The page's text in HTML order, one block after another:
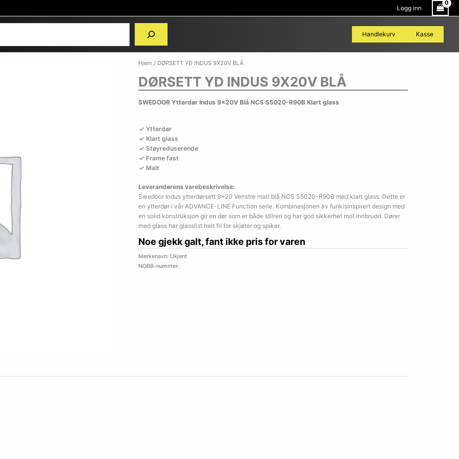
Logg inn
Handlekurv
Kasse
Hjem / DØRSETT YD INDUS 9X20V BLÅ
DØRSETT YD INDUS 9X20V BLÅ
SWEDOOR Ytterdør Indus 9x20V Blå NCS S5020-R90B Klart glass
Ytterdør
Klart glass
Støyreduserende
Frame fast
Malt
Leverandørens varebeskrivelse:
Swedoor Indus ytterdørsett 9×20 Venstre malt blå NCS S5020-R90B med klart glass. Dette er
en ytterdør i vår ADVANCE-LINE Function serie. Kombinasjonen av funkisinspirert design med
en solid konstruksjon gir en dør som er både stilren og har god sikkerhet mot innbrudd. Dører
med glass har glasslist helt fri for skjøter og spiker.
Noe gjekk galt, fant ikke pris for varen
Merkenavn: Ukjent
NOBB-nummer: